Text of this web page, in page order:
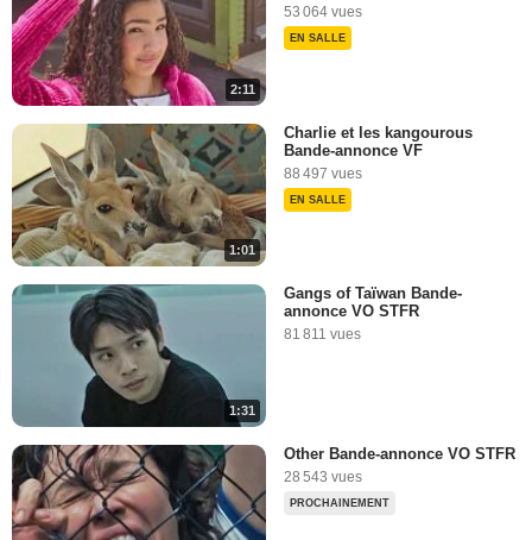
2:11
53 064 vues
EN SALLE
1:01
Charlie et les kangourous
Bande-annonce VF
88 497 vues
EN SALLE
1:31
Gangs of Taïwan Bande-
annonce VO STFR
81 811 vues
Other Bande-annonce VO STFR
28 543 vues
PROCHAINEMENT